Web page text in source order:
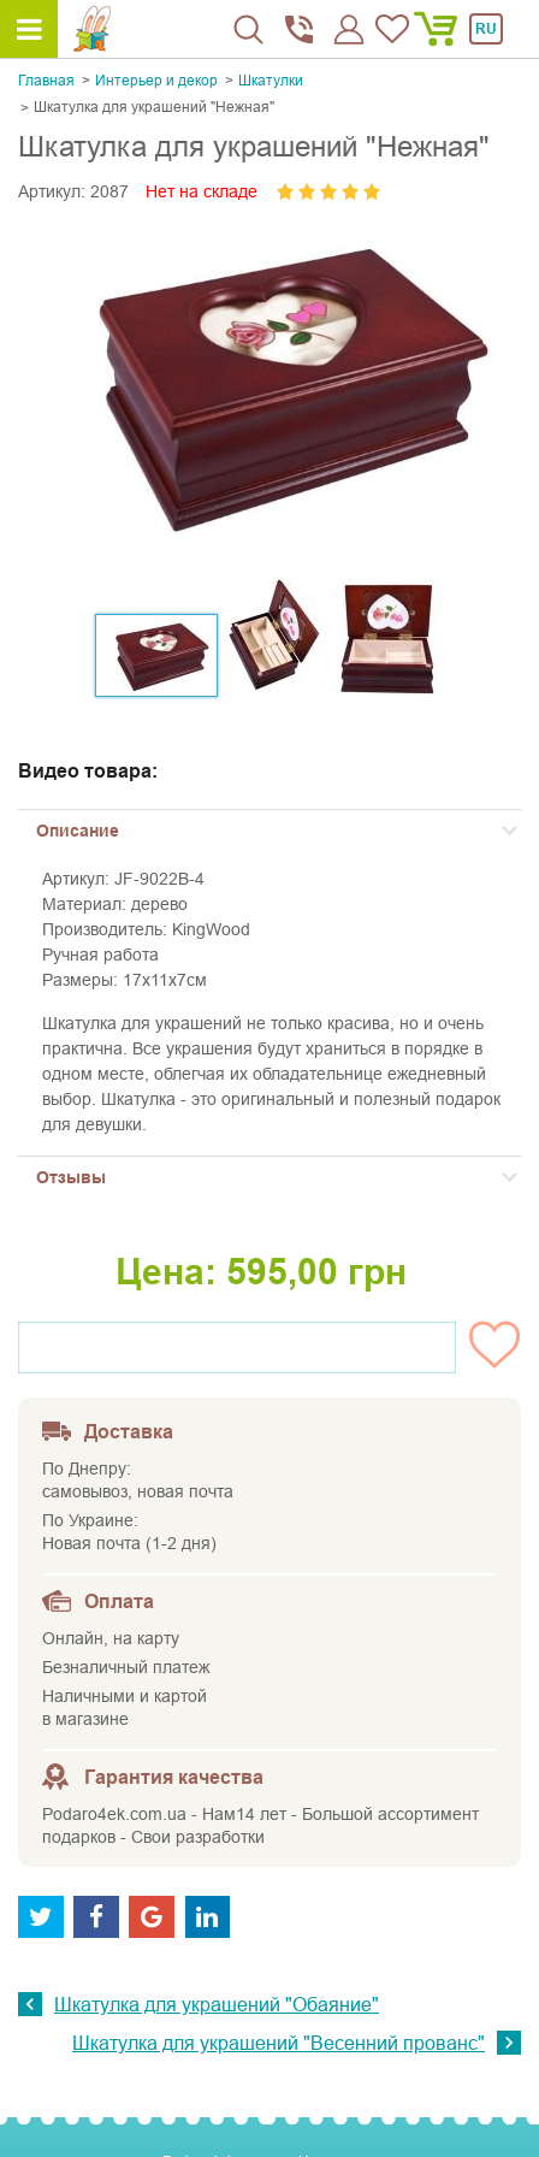
RU
Главная Интерьер и декор
Шкатулки
Шкатулка для украшений "Нежная"
Шкатулка для украшений "Нежная"
Артикул: 2087 Нет на складе
Видео товара:
Описание
Артикул: JF-9022B-4
Материал: дерево
Производитель: KingWood
Ручная работа
Размеры: 17х11х7см
Шкатулка для украшений не только красива, но и очень
практична. Все украшения будут храниться в порядке в
одном месте, облегчая их обладательнице ежедневный
выбор. Шкатулка - это оригинальный и полезный подарок
для девушки.
Отзывы
Цена: 595,00 грн
Доставка
По Днепру:
самовывоз, новая почта
По Украине:
Новая почта (1-2 дня)
Оплата
Онлайн, на карту
Безналичный платеж
Наличными и картой
в магазине
Гарантия качества
Podaro4ek.com.ua - Нам14 лет - Большой ассортимент
подарков - Свои разработки
Шкатулка для украшений "Обаяние"
Шкатулка для украшений "Весенний прованс"